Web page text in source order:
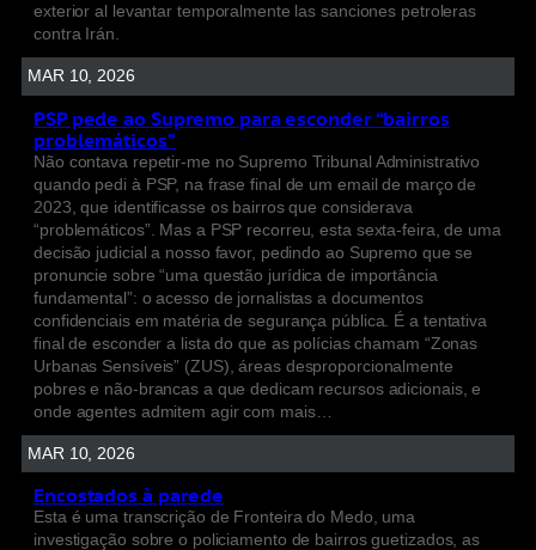
exterior al levantar temporalmente las sanciones petroleras
contra Irán.
MAR 10, 2026
PSP pede ao Supremo para esconder “bairros
problemáticos”
Não contava repetir-me no Supremo Tribunal Administrativo
quando pedi à PSP, na frase final de um email de março de
2023, que identificasse os bairros que considerava
“problemáticos”. Mas a PSP recorreu, esta sexta-feira, de uma
decisão judicial a nosso favor, pedindo ao Supremo que se
pronuncie sobre “uma questão jurídica de importância
fundamental”: o acesso de jornalistas a documentos
confidenciais em matéria de segurança pública. É a tentativa
final de esconder a lista do que as polícias chamam “Zonas
Urbanas Sensíveis” (ZUS), áreas desproporcionalmente
pobres e não-brancas a que dedicam recursos adicionais, e
onde agentes admitem agir com mais…
MAR 10, 2026
Encostados à parede
Esta é uma transcrição de Fronteira do Medo, uma
investigação sobre o policiamento de bairros guetizados, as